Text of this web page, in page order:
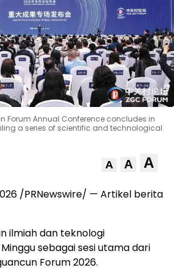
Forum Annual Conference concludes in
a series of scientific and technological
A A A
/PRNewswire/ — Artikel berita
ilmiah dan teknologi
sebagai sesi utama dari
Forum 2026.